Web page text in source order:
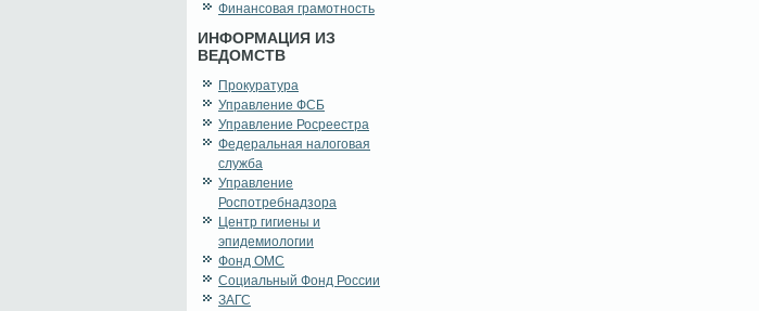
Финансовая грамотность
ИНФОРМАЦИЯ ИЗ
ВЕДОМСТВ
Прокуратура
Управление ФСБ
Управление Росреестра
Федеральная налоговая
служба
Управление
Роспотребнадзора
Центр гигиены и
эпидемиологии
Фонд ОМС
Социальный Фонд России
ЗАГС